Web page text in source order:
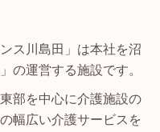
ス川島田」は本社を沼
の運営する施設です。
部を中心に介護施設の
幅広い介護サービスを